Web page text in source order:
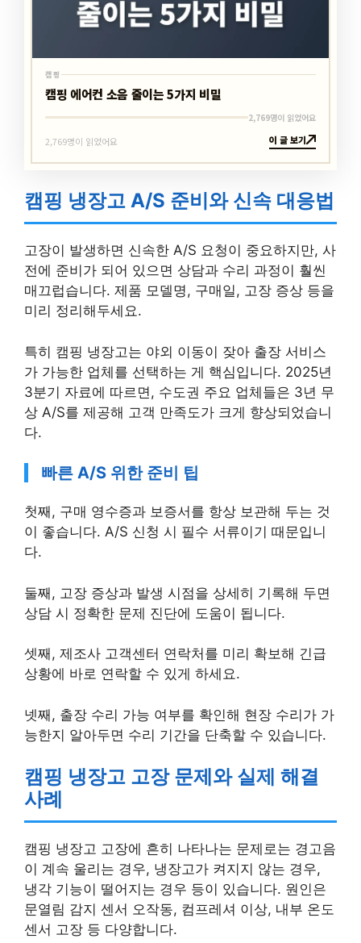
캠핑
캠핑 에어컨 소음 줄이는 5가지 비밀
2,769명이 읽었어요
2,769명이 읽었어요 이 글 보기
캠핑 냉장고 A/S 준비와 신속 대응법
고장이 발생하면 신속한 A/S 요청이 중요하지만, 사
전에 준비가 되어 있으면 상담과 수리 과정이 훨씬
매끄럽습니다. 제품 모델명, 구매일, 고장 증상 등을
미리 정리해두세요.
특히 캠핑 냉장고는 야외 이동이 잦아 출장 서비스
가 가능한 업체를 선택하는 게 핵심입니다. 2025년
3분기 자료에 따르면, 수도권 주요 업체들은 3년 무
상 A/S를 제공해 고객 만족도가 크게 향상되었습니
다.
빠른 A/S 위한 준비 팁
첫째, 구매 영수증과 보증서를 항상 보관해 두는 것
이 좋습니다. A/S 신청 시 필수 서류이기 때문입니
다.
둘째, 고장 증상과 발생 시점을 상세히 기록해 두면
상담 시 정확한 문제 진단에 도움이 됩니다.
셋째, 제조사 고객센터 연락처를 미리 확보해 긴급
상황에 바로 연락할 수 있게 하세요.
넷째, 출장 수리 가능 여부를 확인해 현장 수리가 가
능한지 알아두면 수리 기간을 단축할 수 있습니다.
캠핑 냉장고 고장 문제와 실제 해결
사례
캠핑 냉장고 고장에 흔히 나타나는 문제로는 경고음
이 계속 울리는 경우, 냉장고가 켜지지 않는 경우,
냉각 기능이 떨어지는 경우 등이 있습니다. 원인은
문열림 감지 센서 오작동, 컴프레셔 이상, 내부 온도
센서 고장 등 다양합니다.